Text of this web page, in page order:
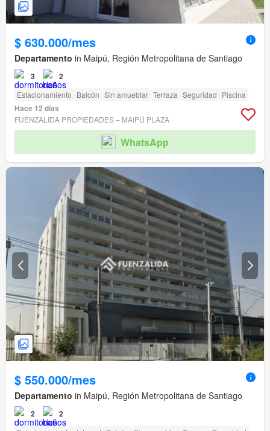
$ 630.000/mes
Departamento in Maipú, Región Metropolitana de Santiago
3 2
Estacionamiento Balcón Sin amueblar Terraza Seguridad Piscina
Hace 12 días
FUENZALIDA PROPIEDADES – MAIPÚ PLAZA
WhatsApp
$ 550.000/mes
Departamento in Maipú, Región Metropolitana de Santiago
2 2